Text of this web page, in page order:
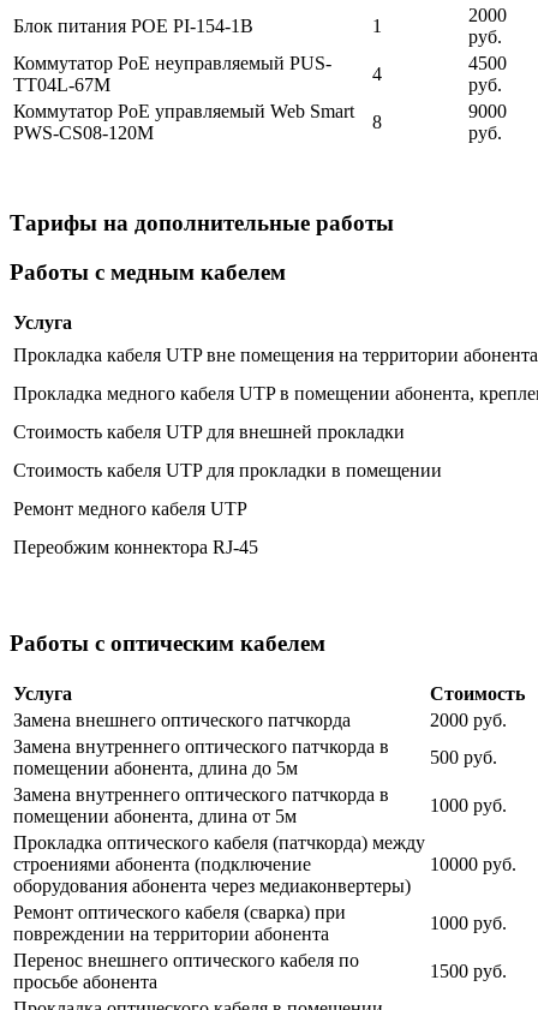
Блок питания POE PI-154-1B 1
2000
руб.
Коммутатор PoE неуправляемый PUS-
TT04L-67M
4
4500
руб.
Коммутатор PoE управляемый Web Smart
PWS-CS08-120M
8
9000
руб.
Тарифы на дополнительные работы
Работы с медным кабелем
Услуга
Прокладка кабеля UTP вне помещения на территории
Прокладка медного кабеля UTP в помещении абонента,
Стоимость кабеля UTP для внешней прокладки
Стоимость кабеля UTP для прокладки в помещении
Ремонт медного кабеля UTP
Переобжим коннектора RJ-45
Работы с оптическим кабелем
Услуга
Стоимость
Замена внешнего оптического патчкорда
2000 руб.
Замена внутреннего оптического патчкорда в
помещении абонента, длина до 5м
500 руб.
Замена внутреннего оптического патчкорда в
помещении абонента, длина от 5м
1000 руб.
Прокладка оптического кабеля (патчкорда) между
строениями абонента (подключение
оборудования абонента через медиаконвертеры)
10000 руб.
Ремонт оптического кабеля (сварка) при
повреждении на территории абонента
1000 руб.
Перенос внешнего оптического кабеля по
просьбе абонента
1500 руб.